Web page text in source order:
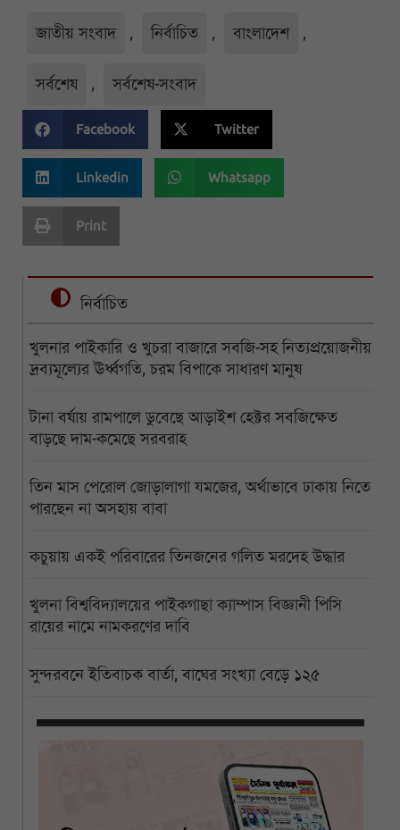
জাতীয় সংবাদ , নির্বাচিত , বাংলাদেশ ,
সর্বশেষ , সর্বশেষ-সংবাদ
Facebook Twitter
Linkedin Whatsapp
Print
নির্বাচিত
খুলনার পাইকারি ও খুচরা বাজারে সবজি-সহ নিত্যপ্রয়োজনীয়
দ্রব্যমূল্যের ঊর্ধ্বগতি, চরম বিপাকে সাধারণ মানুষ
টানা বর্ষায় রামপালে ডুবেছে আড়াইশ হেক্টর সবজিক্ষেত
বাড়ছে দাম-কমেছে সরবরাহ
তিন মাস পেরোল জোড়ালাগা যমজের, অর্থাভাবে ঢাকায় নিতে
পারছেন না অসহায় বাবা
কচুয়ায় একই পরিবারের তিনজনের গলিত মরদেহ উদ্ধার
খুলনা বিশ্ববিদ্যালয়ের পাইকগাছা ক্যাম্পাস বিজ্ঞানী পিসি
রায়ের নামে নামকরণের দাবি
সুন্দরবনে ইতিবাচক বার্তা, বাঘের সংখ্যা বেড়ে ১২৫